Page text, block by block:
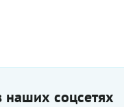
соцсетях